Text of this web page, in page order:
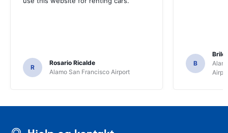
R
Rosario Ricalde
Alamo San Francisco Airport
B